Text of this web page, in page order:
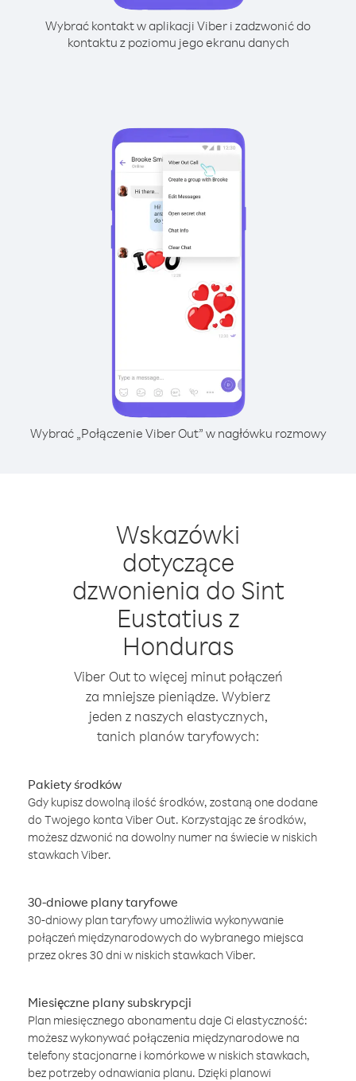
Wybrać kontakt w aplikacji Viber i zadzwonić do
kontaktu z poziomu jego ekranu danych
Wybrać „Połączenie Viber Out” w nagłówku rozmowy
Wskazówki
dotyczące
dzwonienia do Sint
Eustatius z
Honduras
Viber Out to więcej minut połączeń
za mniejsze pieniądze. Wybierz
jeden z naszych elastycznych,
tanich planów taryfowych:
Pakiety środków
Gdy kupisz dowolną ilość środków, zostaną one dodane
do Twojego konta Viber Out. Korzystając ze środków,
możesz dzwonić na dowolny numer na świecie w niskich
stawkach Viber.
30-dniowe plany taryfowe
30-dniowy plan taryfowy umożliwia wykonywanie
połączeń międzynarodowych do wybranego miejsca
przez okres 30 dni w niskich stawkach Viber.
Miesięczne plany subskrypcji
Plan miesięcznego abonamentu daje Ci elastyczność:
możesz wykonywać połączenia międzynarodowe na
telefony stacjonarne i komórkowe w niskich stawkach,
bez potrzeby odnawiania planu. Dzięki planowi